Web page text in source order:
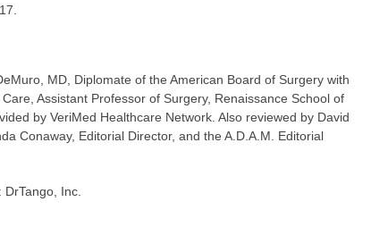
MD, Diplomate of the American Board of Surgery with
Assistant Professor of Surgery, Renaissance School of
by VeriMed Healthcare Network. Also reviewed by David
Conaway, Editorial Director, and the A.D.A.M. Editorial
Inc.